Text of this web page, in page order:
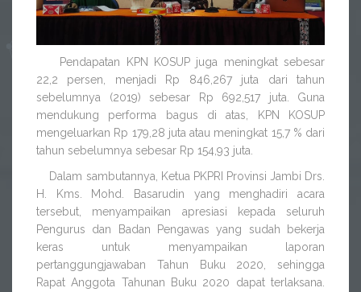
Pendapatan KPN KOSUP juga meningkat sebesar
22,2 persen, menjadi Rp 846,267 juta dari tahun
sebelumnya (2019) sebesar Rp 692,517 juta. Guna
mendukung performa bagus di atas, KPN KOSUP
mengeluarkan Rp 179,28 juta atau meningkat 15,7 % dari
tahun sebelumnya sebesar Rp 154,93 juta.
Dalam sambutannya, Ketua PKPRI Provinsi Jambi Drs.
H. Kms. Mohd. Basarudin yang menghadiri acara
tersebut, menyampaikan apresiasi kepada seluruh
Pengurus dan Badan Pengawas yang sudah bekerja
keras untuk menyampaikan laporan
pertanggungjawaban Tahun Buku 2020, sehingga
Rapat Anggota Tahunan Buku 2020 dapat terlaksana.